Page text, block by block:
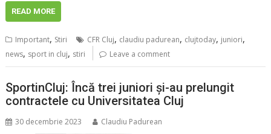
READ MORE
Important, Stiri CFR Cluj, claudiu padurean, clujtoday, juniori,
news, sport in cluj, stiri Leave a comment
SportinCluj: Încă trei juniori și-au prelungit
contractele cu Universitatea Cluj
30 decembrie 2023 Claudiu Padurean